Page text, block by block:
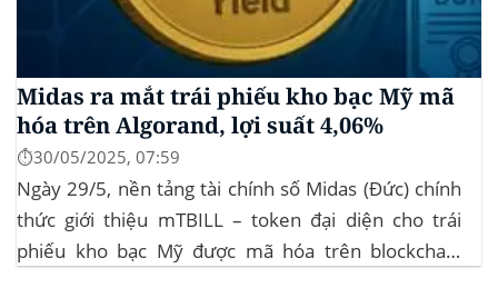
Midas ra mắt trái phiếu kho bạc Mỹ mã
hóa trên Algorand, lợi suất 4,06%
⏱️30/05/2025, 07:59
Ngày 29/5, nền tảng tài chính số Midas (Đức) chính
thức giới thiệu mTBILL – token đại diện cho trái
phiếu kho bạc Mỹ được mã hóa trên blockchain